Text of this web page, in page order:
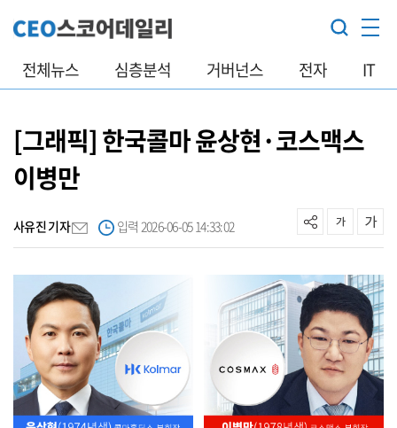
전체뉴스 심층분석 거버넌스 전자 IT
[그래픽] 한국콜마 윤상현·코스맥스
이병만
사유진 기자 입력 2026-06-05 14:33:02